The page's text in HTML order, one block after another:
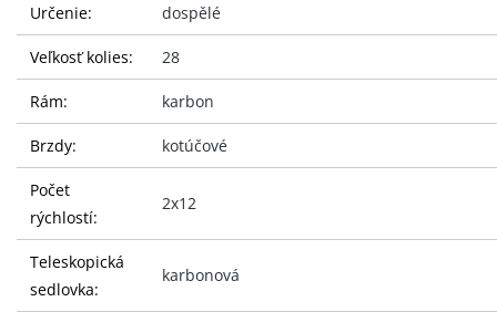
Určenie: dospělé
Veľkosť kolies: 28
Rám: karbon
Brzdy: kotúčové
Počet
rýchlostí:
2x12
Teleskopická
sedlovka:
karbonová